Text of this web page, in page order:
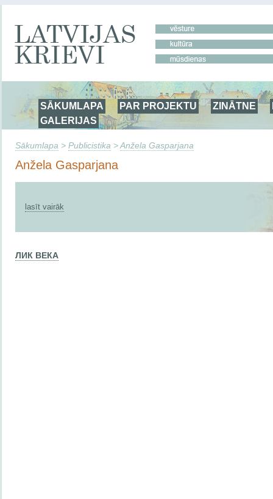
SĀKUMLAPA PAR PROJEKTU ZINĀTNE
GALERIJAS
Sākumlapa > Publicistika >Anžela Gasparjana
Anžela Gasparjana
lasīt vairāk
ЛИК ВЕКА